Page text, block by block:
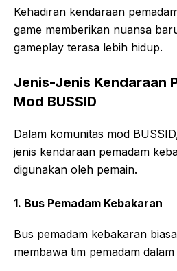
Kehadiran kendaraan
game memberikan nuansa
gameplay terasa lebih hidup.
Jenis-Jenis Kendaraan
Mod BUSSID
Dalam komunitas mod
jenis kendaraan pemadam
digunakan oleh pemain.
1. Bus Pemadam Kebakaran
Bus pemadam kebakaran
membawa tim pemadam